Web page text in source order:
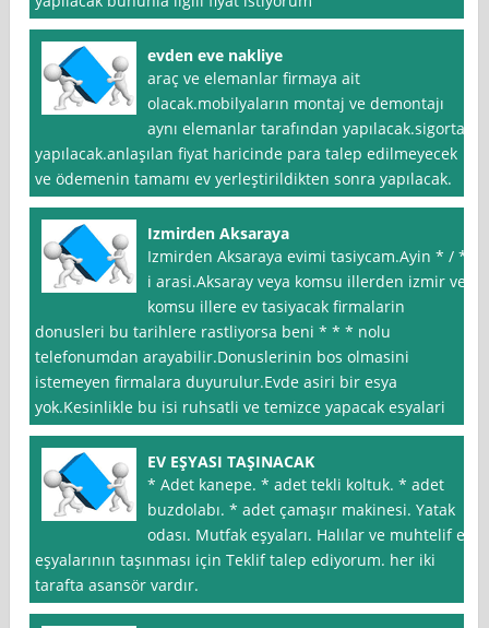
evden eve nakliye
araç ve elemanlar firmaya ait
olacak.mobilyaların montaj ve demontajı
aynı elemanlar tarafından yapılacak.sigorta
yapılacak.anlaşılan fiyat haricinde para talep edilmeyecek
ve ödemenin tamamı ev yerleştirildikten sonra yapılacak.
Izmirden Aksaraya
Izmirden Aksaraya evimi tasiycam.Ayin * / *
i arasi.Aksaray veya komsu illerden izmir ve
komsu illere ev tasiyacak firmalarin
donusleri bu tarihlere rastliyorsa beni * * * nolu
telefonumdan arayabilir.Donuslerinin bos olmasini
istemeyen firmalara duyurulur.Evde asiri bir esya
yok.Kesinlikle bu isi ruhsatli ve temizce yapacak esyalari
EV EŞYASI TAŞINACAK
* Adet kanepe. * adet tekli koltuk. * adet
buzdolabı. * adet çamaşır makinesi. Yatak
odası. Mutfak eşyaları. Halılar ve muhtelif ev
eşyalarının taşınması için Teklif talep ediyorum. her iki
tarafta asansör vardır.